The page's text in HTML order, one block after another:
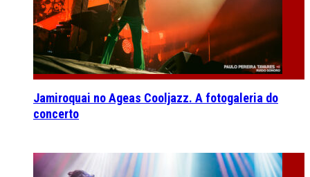
Jamiroquai no Ageas Cooljazz. A fotogaleria do
concerto